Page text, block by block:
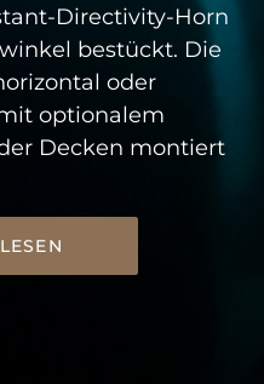
Directivity-Horn
bestückt. Die
oder
optionalem
Decken montiert